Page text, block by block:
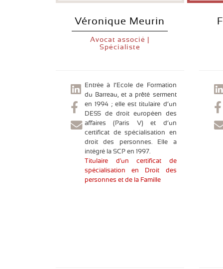
Véronique Meurin
Avocat associé |
Spécialiste
Entrée à l’Ecole de Formation
du Barreau, et a prêté serment
en 1994 ; elle est titulaire d’un
DESS de droit européen des
affaires (Paris V) et d’un
certificat de spécialisation en
droit des personnes. Elle a
intégré la SCP en 1997.
Titulaire d'un certificat de
spécialisation en Droit des
personnes et de la Famille